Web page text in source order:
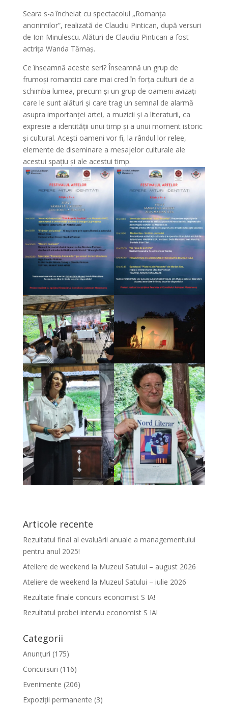
Seara s-a încheiat cu spectacolul „Romanța
anonimilor”, realizată de Claudiu Pintican, după versuri
de Ion Minulescu. Alături de Claudiu Pintican a fost
actrița Wanda Tămaș.
Ce înseamnă aceste seri? Înseamnă un grup de
frumoși romantici care mai cred în forța culturii de a
schimba lumea, precum și un grup de oameni avizați
care le sunt alături și care trag un semnal de alarmă
asupra importanței artei, a muzicii și a literaturii, ca
expresie a identității unui timp și a unui moment istoric
și cultural. Acești oameni vor fi, la rândul lor relee,
elemente de diseminare a mesajelor culturale ale
acestui spațiu și ale acestui timp.
Articole recente
Rezultatul final al evaluării anuale a managementului
pentru anul 2025!
Ateliere de weekend la Muzeul Satului – august 2026
Ateliere de weekend la Muzeul Satului – iulie 2026
Rezultate finale concurs economist S IA!
Rezultatul probei interviu economist S IA!
Categorii
Anunțuri (175)
Concursuri (116)
Evenimente (206)
Expoziții permanente (3)